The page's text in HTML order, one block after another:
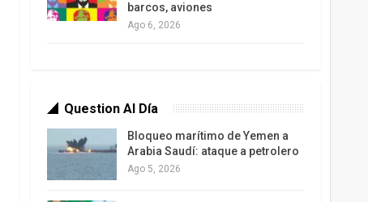
barcos, aviones
Ago 6, 2026
Question Al Día
Bloqueo marítimo de Yemen a
Arabia Saudí: ataque a petrolero
Ago 5, 2026